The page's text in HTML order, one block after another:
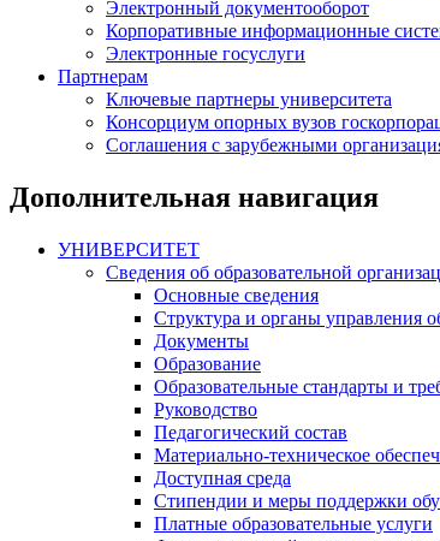
Электронный документооборот
Корпоративные информационные
Электронные госуслуги
Партнерам
Ключевые партнеры университета
Консорциум опорных вузов
Соглашения с зарубежными
Дополнительная навигация
УНИВЕРСИТЕТ
Сведения об образовательной
Основные сведения
Структура и органы управления
Документы
Образование
Образовательные стандарты и
Руководство
Педагогический состав
Материально-техническое
Доступная среда
Стипендии и меры поддержки
Платные образовательные услуги